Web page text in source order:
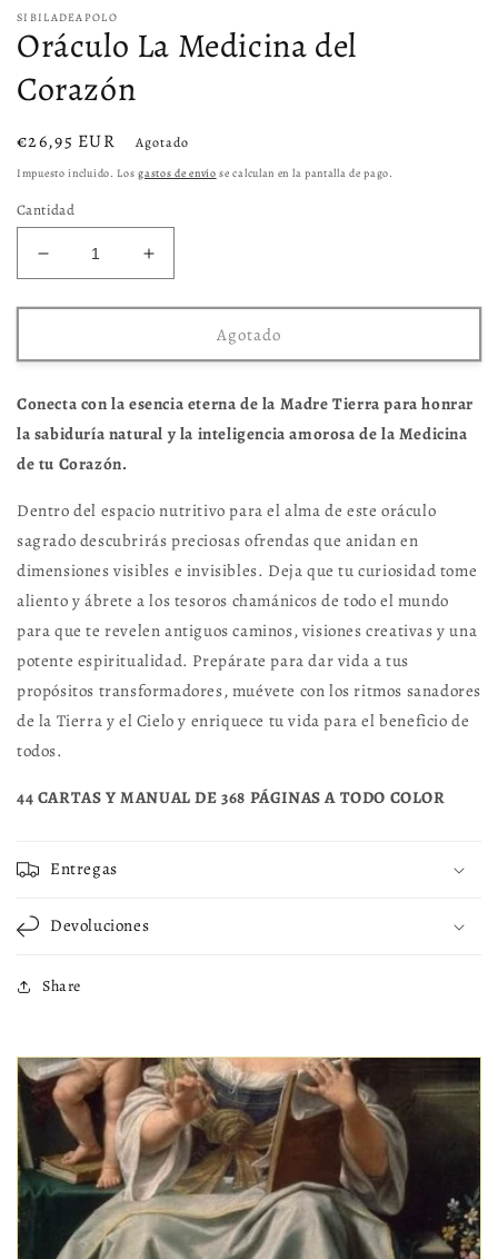
ventana
SIBILADEAPOLO
Oráculo La Medicina del
Corazón
Precio
habitual
€26,95 EUR Agotado
Impuesto incluido. Losgastos de envío se calculan en la pantalla de pago.
Cantidad
Reducir
cantidad
para
La
del
Corazón
Aumentar
cantidad
para
La
del
Corazón
Agotado
Conecta con la esencia eterna de la Madre Tierra para honrar
la sabiduría natural y la inteligencia amorosa de la Medicina
de tu Corazón.
Dentro del espacio nutritivo para el alma de este oráculo
sagrado descubrirás preciosas ofrendas que anidan en
dimensiones visibles e invisibles. Deja que tu curiosidad tome
aliento y ábrete a los tesoros chamánicos de todo el mundo
para que te revelen antiguos caminos, visiones creativas y una
potente espiritualidad. Prepárate para dar vida a tus
propósitos transformadores, muévete con los ritmos sanadores
de la Tierra y el Cielo y enriquece tu vida para el beneficio de
todos.
44 CARTAS Y MANUAL DE 368 PÁGINAS A TODO COLOR
Entregas
Devoluciones
Share